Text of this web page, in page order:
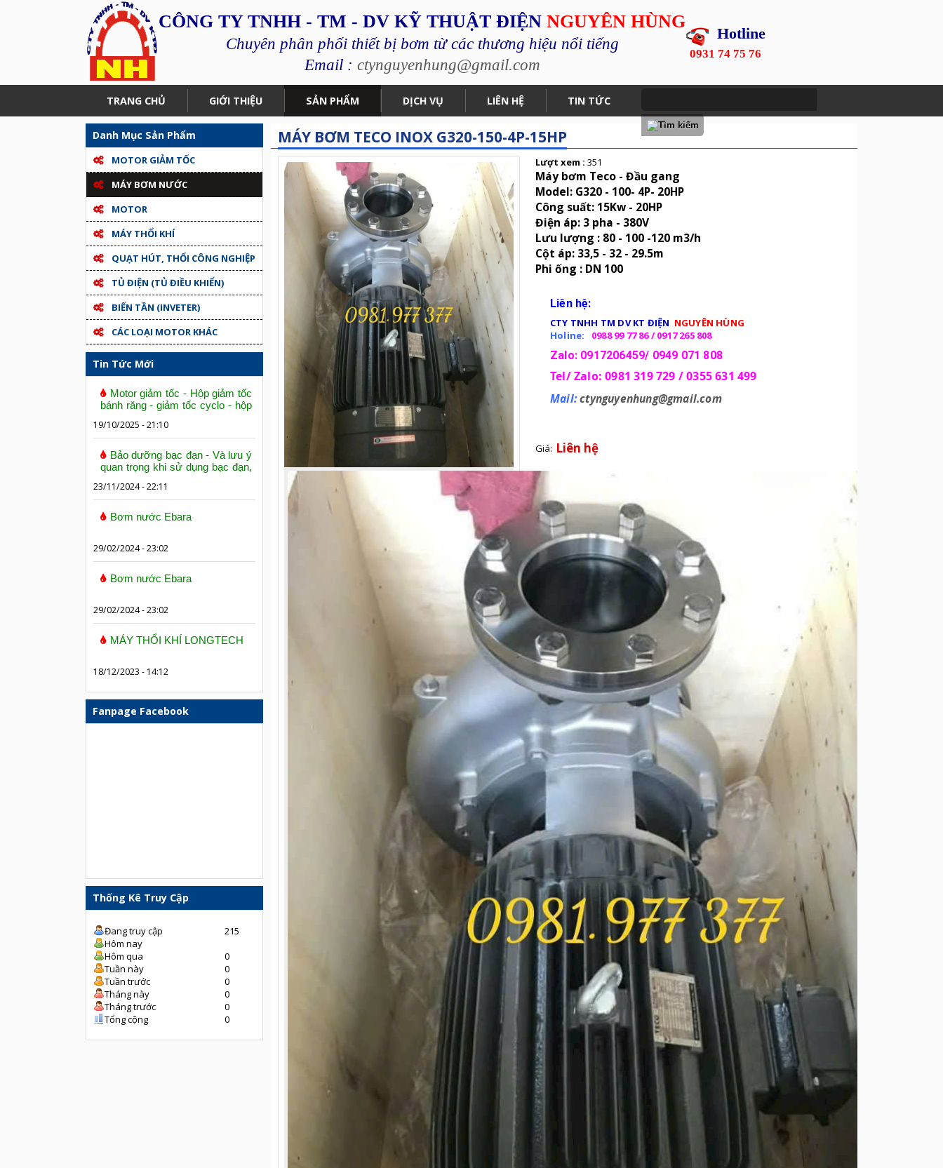
CÔNG TY TNHH - TM - DV KỸ THUẬT ĐIỆN NGUYÊN HÙNG
Chuyên phân phối thiết bị bơm từ các thương hiệu nổi tiếng
Email : ctynguyenhung@gmail.com
Hotline
0931 74 75 76
TRANG CHỦ GIỚI THIỆU SẢN PHẨM DỊCH VỤ LIÊN HỆ TIN TỨC
Danh Mục Sản Phẩm
MOTOR GIẢM TỐC
MÁY BƠM NƯỚC
MOTOR
MÁY THỔI KHÍ
QUẠT HÚT, THỔI CÔNG NGHIỆP
TỦ ĐIỆN (TỦ ĐIỀU KHIỂN)
BIẾN TẦN (INVETER)
CÁC LOẠI MOTOR KHÁC
Tin Tức Mới
Motor giảm tốc - Hộp giảm tốc
bánh răng - giảm tốc cyclo - hộp
19/10/2025 - 21:10
Bảo dưỡng bạc đạn - Và lưu ý
quan trọng khi sử dụng bạc đạn,
23/11/2024 - 22:11
Bơm nước Ebara
29/02/2024 - 23:02
Bơm nước Ebara
29/02/2024 - 23:02
MÁY THỔI KHÍ LONGTECH
18/12/2023 - 14:12
Fanpage Facebook
Thống Kê Truy Cập
Đang truy cập
215
Hôm nay
Hôm qua
0
Tuần này
0
Tuần trước
0
Tháng này
0
Tháng trước
0
Tổng cộng
0
MÁY BƠM TECO INOX G320-150-4P-15HP
Lượt xem :351
Máy bơm Teco - Đầu gang
Model: G320 - 100- 4P- 20HP
Công suất: 15Kw - 20HP
Điện áp: 3 pha - 380V
Lưu lượng : 80 - 100 -120 m3/h
Cột áp: 33,5 - 32 - 29.5m
Phi ống : DN 100
Liên hệ:
CTY TNHH TM DV KT ĐIỆN NGUYÊN HÙNG
Holine:
0988 99 77 86 / 0917 265 808
Zalo: 0917206459/ 0949 071 808
Tel/ Zalo: 0981 319 729 / 0355 631 499
Mail:ctynguyenhung@gmail.com
Giá: Liên hệ